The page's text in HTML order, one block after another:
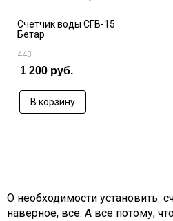
Счетчик воды СГВ-15
Бетар
443
1 200 руб.
В корзину
О необходимости установить
наверное, все. А все потому,